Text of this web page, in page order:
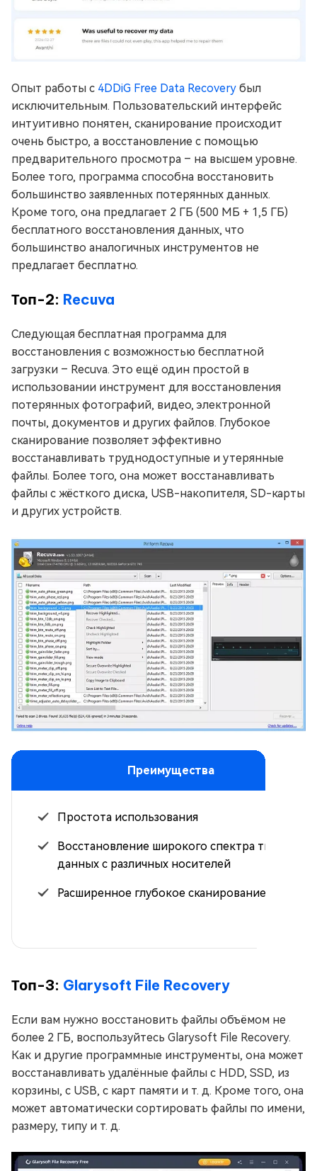
Опыт работы с 4DDiG Free Data Recovery был
исключительным. Пользовательский интерфейс
интуитивно понятен, сканирование происходит
очень быстро, а восстановление с помощью
предварительного просмотра – на высшем уровне.
Более того, программа способна восстановить
большинство заявленных потерянных данных.
Кроме того, она предлагает 2 ГБ (500 МБ + 1,5 ГБ)
бесплатного восстановления данных, что
большинство аналогичных инструментов не
предлагает бесплатно.
Топ-2: Recuva
Следующая бесплатная программа для
восстановления с возможностью бесплатной
загрузки – Recuva. Это ещё один простой в
использовании инструмент для восстановления
потерянных фотографий, видео, электронной
почты, документов и других файлов. Глубокое
сканирование позволяет эффективно
восстанавливать труднодоступные и утерянные
файлы. Более того, она может восстанавливать
файлы с жёсткого диска, USB-накопителя, SD-карты
и других устройств.
Преимущества
Простота использования
Восстановление широкого спектра типов
данных с различных носителей
Расширенное глубокое сканирование
Топ-3: Glarysoft File Recovery
Если вам нужно восстановить файлы объёмом не
более 2 ГБ, воспользуйтесь Glarysoft File Recovery.
Как и другие программные инструменты, она может
восстанавливать удалённые файлы с HDD, SSD, из
корзины, с USB, с карт памяти и т. д. Кроме того, она
может автоматически сортировать файлы по имени,
размеру, типу и т. д.